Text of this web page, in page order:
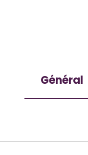
Général